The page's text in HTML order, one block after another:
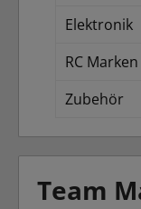
Elektronik
RC Marken
Zubehör
Team